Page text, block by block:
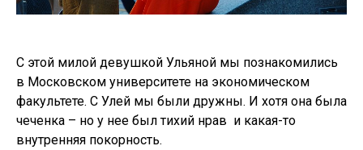
С этой милой девушкой Ульяной мы познакомились
в Московском университете на экономическом
факультете. С Улей мы были дружны. И хотя она была
чеченка – но у нее был тихий нрав и какая-то
внутренняя покорность.